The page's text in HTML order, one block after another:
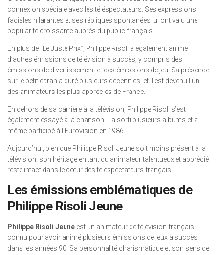
connexion spéciale avec les téléspectateurs. Ses expressions
faciales hilarantes et ses répliques spontanées lui ont valu une
popularité croissante auprès du public français.
En plus de “Le Juste Prix”, Philippe Risoli a également animé
d’autres émissions de télévision à succès, y compris des
émissions de divertissement et des émissions de jeu. Sa présence
sur le petit écran a duré plusieurs décennies, et il est devenu l’un
des animateurs les plus appréciés de France.
En dehors de sa carrière à la télévision, Philippe Risoli s’est
également essayé à la chanson. Il a sorti plusieurs albums et a
même participé à l’Eurovision en 1986.
Aujourd’hui, bien que Philippe Risoli Jeune soit moins présent à la
télévision, son héritage en tant qu’animateur talentueux et apprécié
reste intact dans le cœur des téléspectateurs français.
Les émissions emblématiques de
Philippe Risoli Jeune
Philippe Risoli Jeune est un animateur de télévision français
connu pour avoir animé plusieurs émissions de jeux à succès
dans les années 90. Sa personnalité charismatique et son sens de